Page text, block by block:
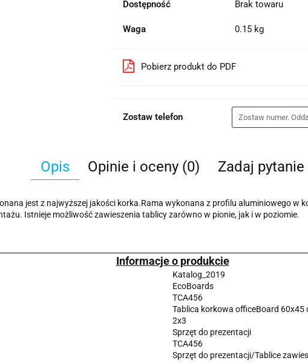
Dostępność Brak towaru
Waga 0.15 kg
Pobierz produkt do PDF
Zostaw telefon
Opis Opinie i oceny (0) Zadaj pytanie
jest z najwyższej jakości korka.Rama wykonana z profilu aluminiowego w
Istnieje możliwość zawieszenia tablicy zarówno w pionie, jak i w poziomie.
Informacje o produkcie
Katalog_2019
EcoBoards
TCA456
Tablica korkowa officeBoard 60x45
2x3
Sprzęt do prezentacji
TCA456
Sprzęt do prezentacji/Tablice